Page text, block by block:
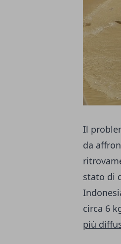
Il
da
stato di
circa 6
più